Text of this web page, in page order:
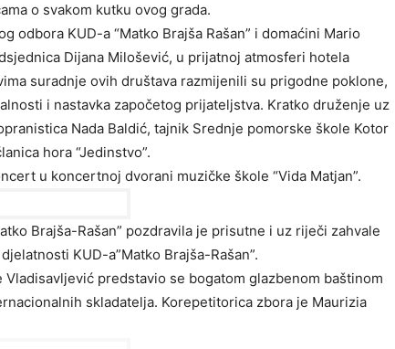
o svakom kutku ovog grada.
odbora KUD-a “Matko Brajša Rašan” i domaćini Mario
Dijana Milošević, u prijatnoj atmosferi hotela
suradnje ovih društava razmijenili su prigodne poklone,
i nastavka započetog prijateljstva. Kratko druženje uz
Nada Baldić, tajnik Srednje pomorske škole Kotor
hora “Jedinstvo”.
u koncertnoj dvorani muzičke škole “Vida Matjan”.
Brajša-Rašan” pozdravila je prisutne i uz riječi zahvale
KUD-a”Matko Brajša-Rašan”.
predstavio se bogatom glazbenom baštinom
skladatelja. Korepetitorica zbora je Maurizia